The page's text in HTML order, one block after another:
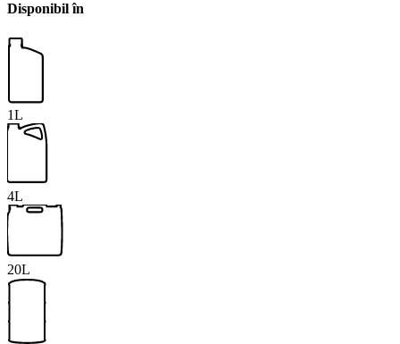
Disponibil în
1L
4L
20L